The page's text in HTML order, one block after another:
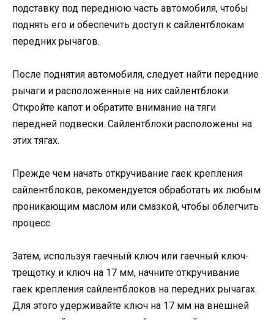
подставку под переднюю часть автомобиля, чтобы
поднять его и обеспечить доступ к сайлентблокам
передних рычагов.
После поднятия автомобиля, следует найти передние
рычаги и расположенные на них сайлентблоки.
Откройте капот и обратите внимание на тяги
передней подвески. Сайлентблоки расположены на
этих тягах.
Прежде чем начать откручивание гаек крепления
сайлентблоков, рекомендуется обработать их любым
проникающим маслом или смазкой, чтобы облегчить
процесс.
Затем, используя гаечный ключ или гаечный ключ-
трещотку и ключ на 17 мм, начните откручивание
гаек крепления сайлентблоков на передних рычагах.
Для этого удерживайте ключ на 17 мм на внешней